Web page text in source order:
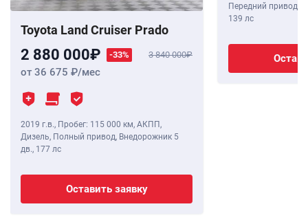
Toyota Land Cruiser Prado
2 880 000 -33% 3 840 000
от 36 675 /мес
2019 г.в., Пробег: 115 000 км, АКПП,
Дизель, Полный привод, Внедорожник 5
дв., 177 лс
Оставить заявку
Передний привод,
139 лс